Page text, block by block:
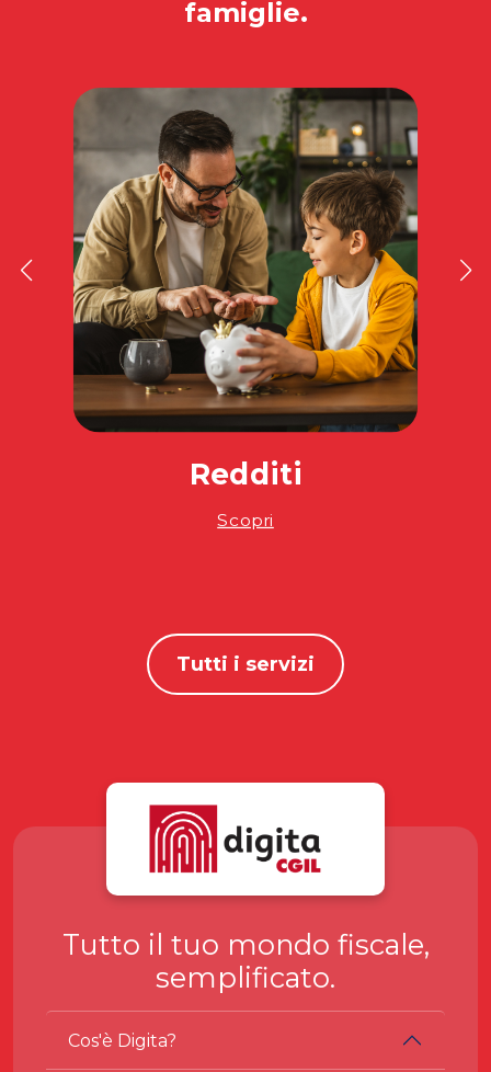
famiglie.
Redditi
Scopri
Tutti i servizi
Tutto il tuo mondo fiscale,
semplificato.
Cos'è Digita?